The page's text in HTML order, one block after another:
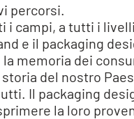
percorsi.
i campi, a tutti i livelli.
e il packaging
memoria dei
del nostro
Il packaging
la loro